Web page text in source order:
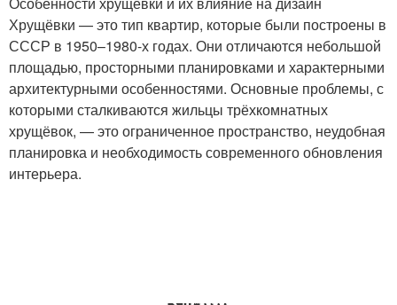
Хрущёвки — это тип квартир, которые были построены в
СССР в 1950–1980-х годах. Они отличаются небольшой
площадью, просторными планировками и характерными
архитектурными особенностями. Основные проблемы, с
которыми сталкиваются жильцы трёхкомнатных
хрущёвок, — это ограниченное пространство, неудобная
планировка и необходимость современного обновления
интерьера.